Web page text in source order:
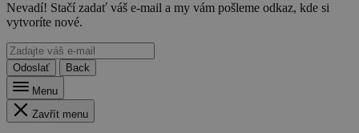
Nevadí! Stačí zadať váš e-mail a my vám pošleme odkaz, kde si
vytvoríte nové.
Odoslať
Back
Menu
Zavřít menu